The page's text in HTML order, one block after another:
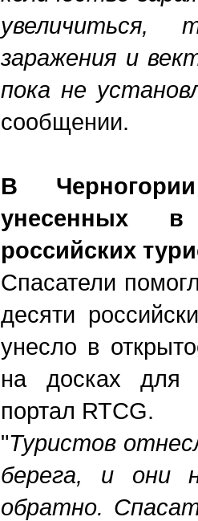
увеличиться,
заражения и
пока не
сообщении.
В
унесенных
российских
Спасатели
десяти
унесло в
на досках для
портал RTCG.
"Туристов
берега, и они
обратно.